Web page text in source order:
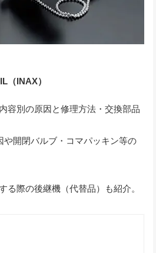
（INAX）
容別の原因と修理方法・交換部品
や開閉バルブ・コマパッキン等の
る際の後継機（代替品）も紹介。